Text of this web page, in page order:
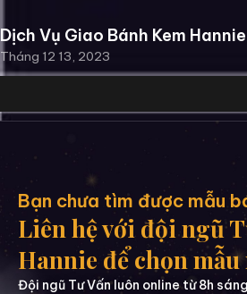
Dịch Vụ Giao Bánh Kem Hannie
Tháng 12 13, 2023
Bạn chưa tìm được mẫu
Liên hệ với đội ngũ
Hannie để chọn
Đội ngũ Tư Vấn luôn online từ 8h